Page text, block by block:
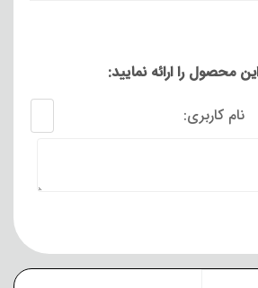
محصول را ارائه نمایید:
نام کاربری: